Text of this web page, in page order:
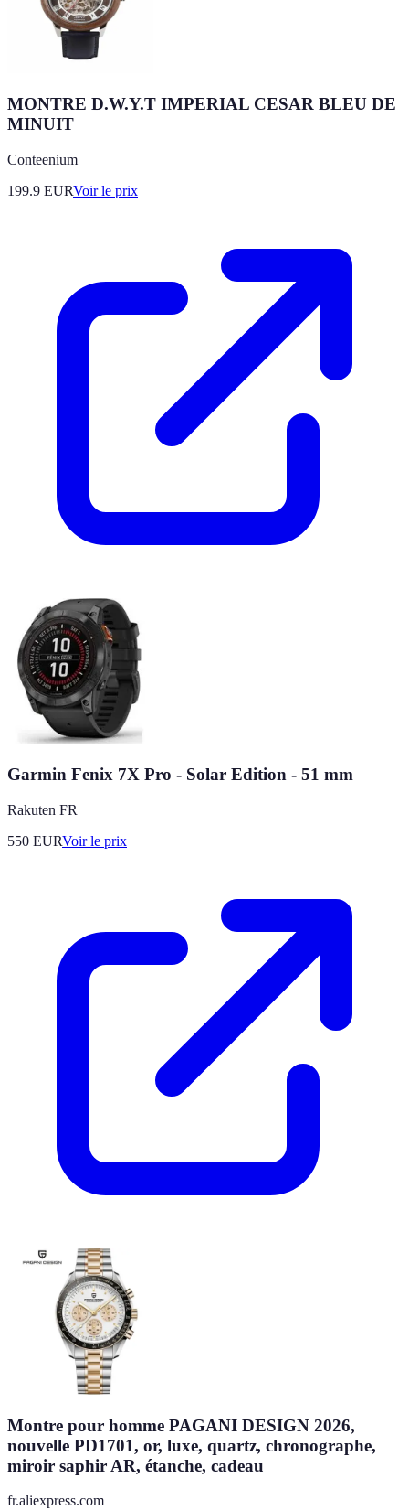
MONTRE D.W.Y.T IMPERIAL CESAR BLEU DE
MINUIT
Conteenium
199.9 EURVoir le prix
Garmin Fenix 7X Pro - Solar Edition - 51 mm
Rakuten FR
550 EURVoir le prix
Montre pour homme PAGANI DESIGN 2026,
nouvelle PD1701, or, luxe, quartz, chronographe,
miroir saphir AR, étanche, cadeau
fr.aliexpress.com